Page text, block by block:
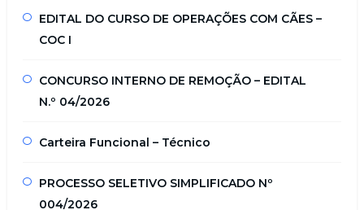
EDITAL DO CURSO DE OPERAÇÕES COM CÃES –
COC I
CONCURSO INTERNO DE REMOÇÃO – EDITAL
N.º 04/2026
Carteira Funcional – Técnico
PROCESSO SELETIVO SIMPLIFICADO Nº
004/2026